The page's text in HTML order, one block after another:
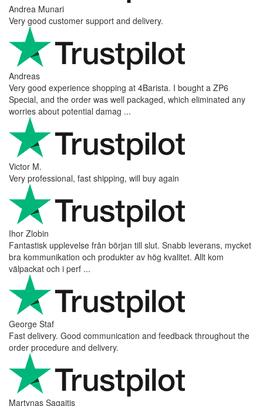
Andrea Munari
Very good customer support and delivery.
Andreas
Very good experience shopping at 4Barista. I bought a ZP6
Special, and the order was well packaged, which eliminated any
worries about potential damag ...
Victor M.
Very professional, fast shipping, will buy again
Ihor Zlobin
Fantastisk upplevelse från början till slut. Snabb leverans, mycket
bra kommunikation och produkter av hög kvalitet. Allt kom
välpackat och i perf ...
George Staf
Fast delivery. Good communication and feedback throughout the
order procedure and delivery.
Martynas Sagaitis